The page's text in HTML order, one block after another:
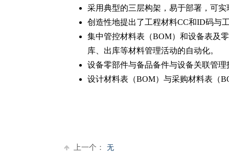
采用典型的三层构架，易于部署，可实
创造性地提出了工程材料CC和ID码与
集中管控材料表（BOM）和设备表及
库、出库等材料管理活动的自动化。
设备零部件与备品备件与设备关联管
设计材料表（BOM）与采购材料表（
上一个： 无